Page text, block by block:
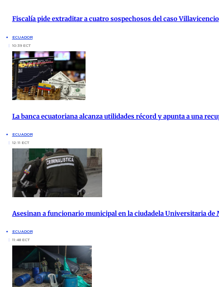
Fiscalía pide extraditar a cuatro sospechosos del caso Villavicencio
ECUADOR
10:39 ECT
La banca ecuatoriana alcanza utilidades récord y apunta a una
ECUADOR
12:11 ECT
Asesinan a funcionario municipal en la ciudadela Universitaria de
ECUADOR
11:48 ECT